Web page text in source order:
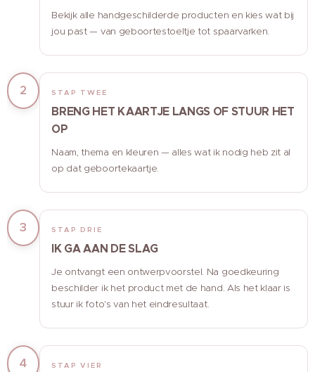
Bekijk alle handgeschilderde producten en kies wat bij
jou past — van geboortestoeltje tot spaarvarken.
2 STAP TWEE
BRENG HET KAARTJE LANGS OF STUUR HET
OP
Naam, thema en kleuren — alles wat ik nodig heb zit al
op dat geboortekaartje.
3 STAP DRIE
IK GA AAN DE SLAG
Je ontvangt een ontwerpvoorstel. Na goedkeuring
beschilder ik het product met de hand. Als het klaar is
stuur ik foto's van het eindresultaat.
4 STAP VIER